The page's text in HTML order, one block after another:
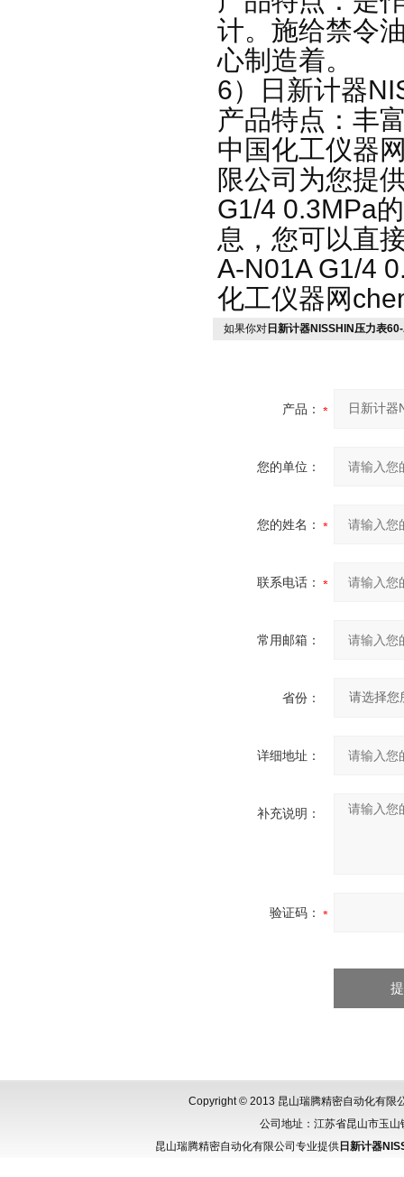
计。施给禁令
心制造着。
6）日新计器
产品特点：丰
中国化工仪器
限公司为您提
G1/4 0.3MPa
息，您可以直
A-N01A G1/4
化工仪器网
如果你对 日新计器NISSHIN压力表
产品：
您的单位：
您的姓名：
联系电话：
常用邮箱：
省份：
详细地址：
补充说明：
验证码：
Copyright © 2013 昆山瑞腾精密自动化有限
公司地址：江苏省昆山市玉
昆山瑞腾精密自动化有限公司专业提供 日新计器